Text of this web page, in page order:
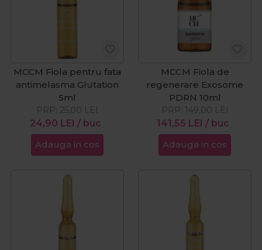
MCCM Fiola pentru fata
antimelasma Glutation
5ml
24,90 LEI / buc
PRP: 25,00 LEI
Adauga in cos
MCCM Fiola de
regenerare Exosome
PDRN 10ml
141,55 LEI / buc
PRP: 149,00 LEI
Adauga in cos